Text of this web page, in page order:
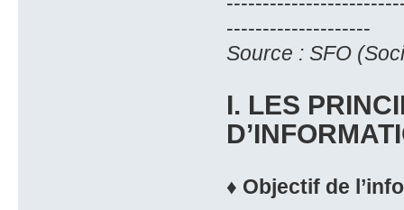
--------------------
Source : SFO
I. LES
♦ Objectif de